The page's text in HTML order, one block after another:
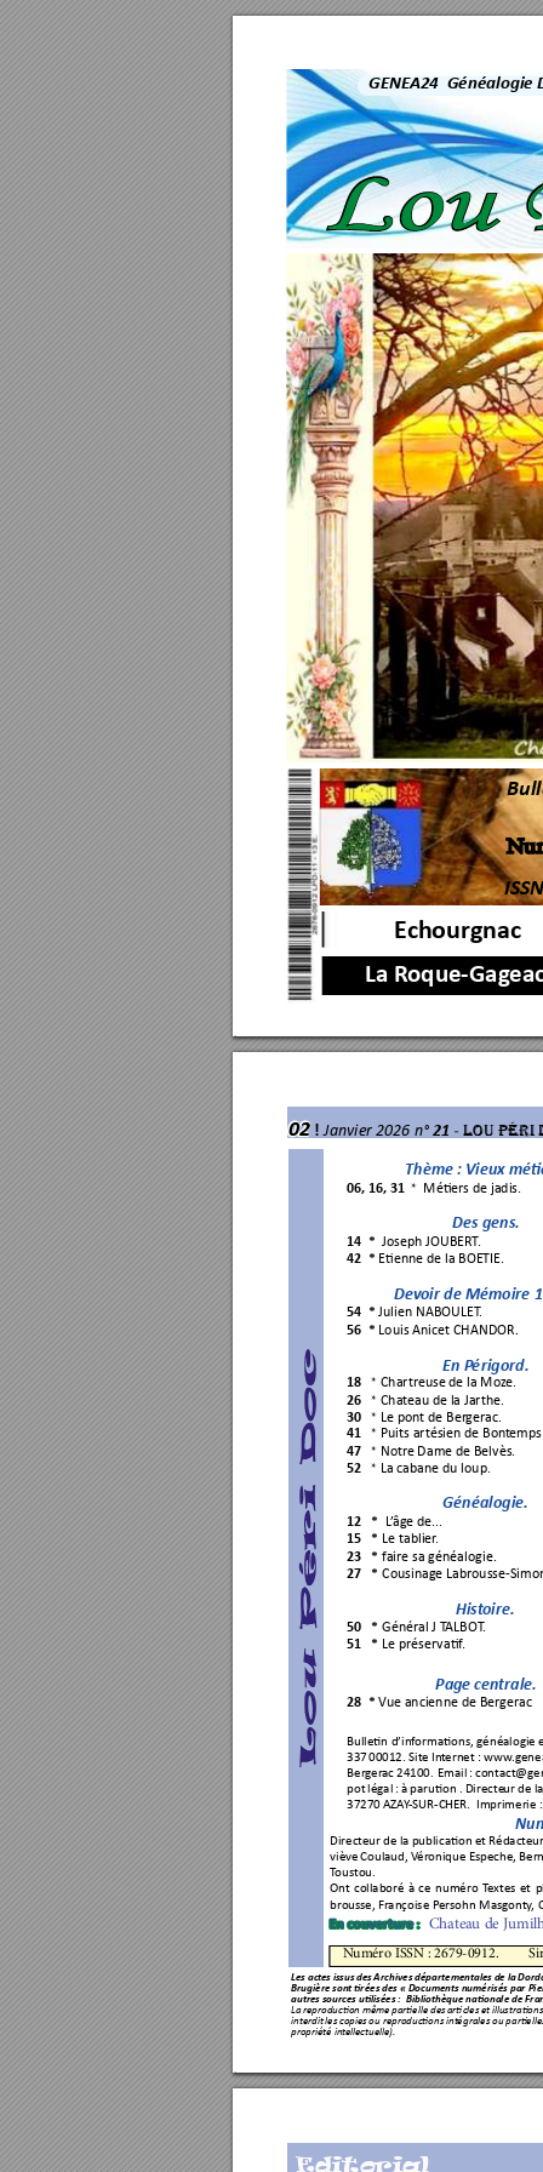
Echourgnac
La Roque-Gag
N
GENEA24  Généalogie
Lou
02 ! Janvier 2026 n° 21 - LOU PÉRI
Numéro ISSN : 2679-0912.         Si
Les actes issus des Archives départementales de la
Brugière sont rées des « Documents numérisés par
autres sources ulisées :  Bibliothèque naonale de
La reproducon même parelle des arcles et illustra
interdit les copies ou reproducons intégrales ou par
propriété intellectuelle).
Bullen d’informaons, généalogie
337 00012. Site Internet : www
Bergerac 24100. Email : cont
pot légal : à paruon Directeur de
37270 AZAY-SUR-CHER. Imprimerie
Directeur de la publicaon et Rédacte
viève Coulaud, Véronique Espeche, Be
Toustou.
Ont collaboré à ce numéro Textes et
brousse, Françoise Persohn Masgonty,
En couverture : Chateau de Ju
Thème : Vieux mé
06, 16, 31
  *
Méers de jadis.
Des gens.
14  * Joseph JOUBERT.
42 * Eenne de la BOETIE.
Devoir de Mémoire
54 * Julien NABOULET.
56 * Louis Anicet CHANDOR.
En Périgord.
18
   *
Chartreuse de la Moze.
26
   *
Chateau de la Jarthe.
30
   *
Le pont de Bergerac.
41
   *
Puits artésien de Bontem
47
   *
Notre Dame de Belvès.
52
   *
La cabane du loup.
Généalogie.
12 * L’âge de...
15 * Le tablier.
23 * faire sa généalogie.
27 * Cousinage Labrousse-
Histoire.
50 * Général J TALBOT.
51 * Le préservaf.
Page centrale.
28  * Vue ancienne de Bergerac
Editorial